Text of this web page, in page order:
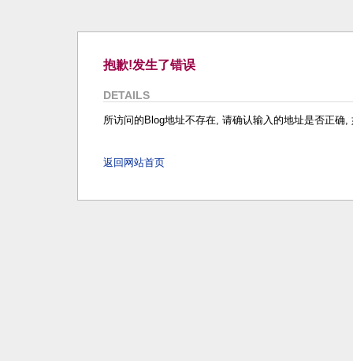
抱歉!发生了错误
DETAILS
所访问的Blog地址不存在, 请确认输入的地址是否正
返回网站首页